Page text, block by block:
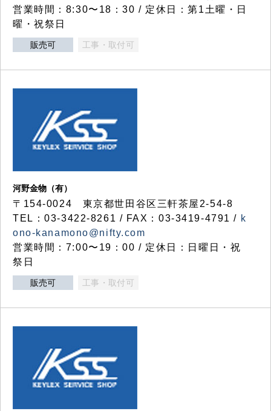
営業時間：8:30〜18：30 / 定休日：第1土曜・日
曜・祝祭日
販売可 工事・取付可
河野金物（有）
〒154-0024 東京都世田谷区三軒茶屋2-54-8
TEL：03-3422-8261 / FAX：03-3419-4791 / k
ono-kanamono@nifty.com
営業時間：7:00〜19：00 / 定休日：日曜日・祝
祭日
販売可 工事・取付可